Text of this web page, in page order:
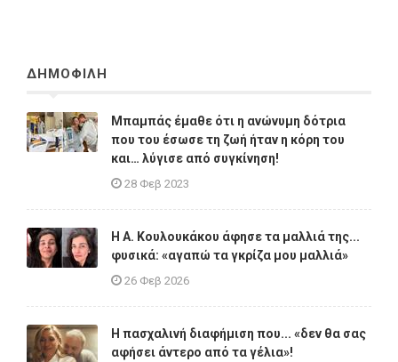
ΔΗΜΟΦΙΛΗ
Μπαμπάς έμαθε ότι η ανώνυμη δότρια
που του έσωσε τη ζωή ήταν η κόρη του
και… λύγισε από συγκίνηση!
28 Φεβ 2023
Η A. Κουλουκάκου άφησε τα μαλλιά της...
φυσικά: «αγαπώ τα γκρίζα μου μαλλιά»
26 Φεβ 2026
Η πασχαλινή διαφήμιση που... «δεν θα σας
αφήσει άντερο από τα γέλια»!